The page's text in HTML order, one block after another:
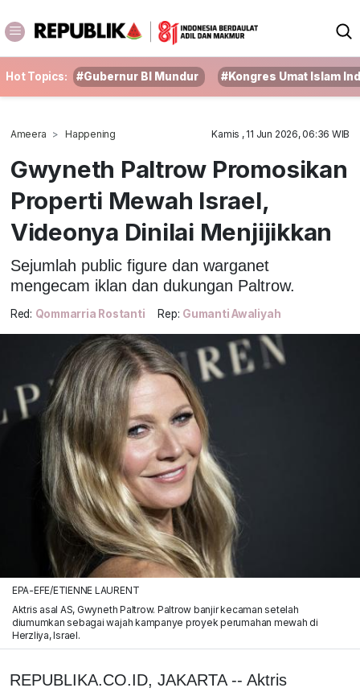
Hot Topics: #Gubernur BI Mundur #Kongres Umat Islam
Ameera Happening Kamis , 11 Jun 2026, 06:36 WIB
Gwyneth Paltrow Promosikan
Properti Mewah Israel,
Videonya Dinilai Menjijikkan
Sejumlah public figure dan warganet
mengecam iklan dan dukungan Paltrow.
Red: Qommarria Rostanti Rep: Gumanti Awaliyah
EPA-EFE/ETIENNE LAURENT
Aktris asal AS, Gwyneth Paltrow. Paltrow banjir kecaman setelah
diumumkan sebagai wajah kampanye proyek perumahan mewah di
Herzliya, Israel.
REPUBLIKA.CO.ID, JAKARTA -- Aktris